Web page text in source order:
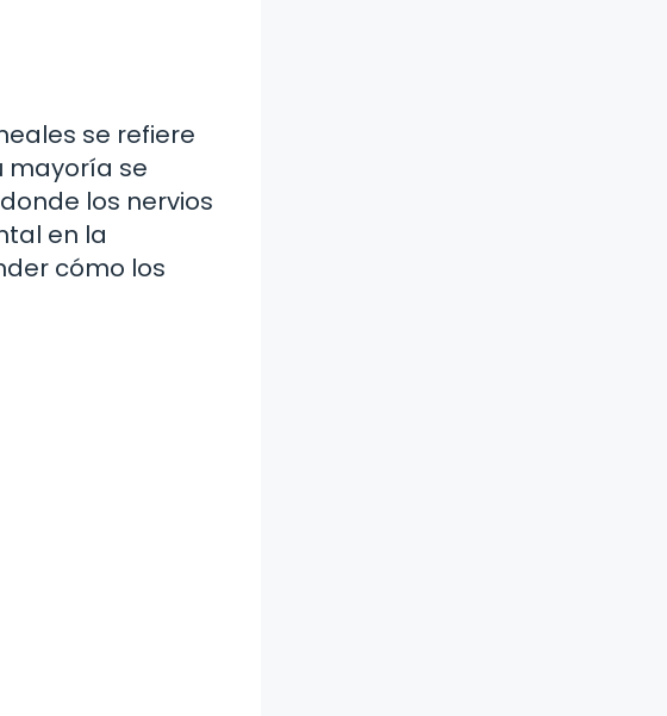
se refiere
mayoría se
los nervios
en la
cómo los